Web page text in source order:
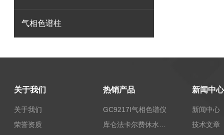
气相色谱柱
关于我们
关于我们
荣誉资质
热销产品
GC9217I气相色谱仪
新闻中心
新闻中心
技术文章